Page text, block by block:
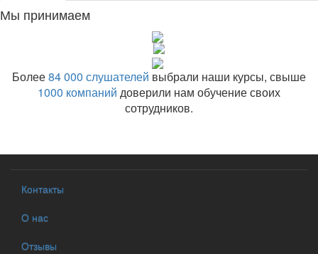
Мы принимаем
Более84 000 слушателей выбрали наши курсы, свыше
1000 компаний доверили нам обучение своих
сотрудников.
Контакты
О нас
Отзывы